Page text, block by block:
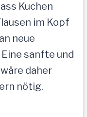
Kuchen
im Kopf
neue
sanfte und
daher
nötig.